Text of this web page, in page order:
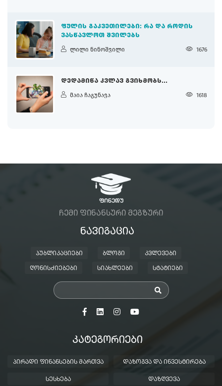
ᲤᲣᲚᲘᲡ ᲒᲐᲙᲕᲔᲗᲘᲚᲔᲑᲘ: ᲠᲐ ᲓᲐ ᲠᲝᲓᲘᲡ
ᲕᲐᲡᲬᲐᲕᲚᲝᲗ ᲨᲕᲘᲚᲔᲑᲡ
ლილი ნინოშვილი 1676
ᲓᲔᲓᲐᲛᲘᲬᲐ ᲙᲕᲚᲐᲕ ᲒᲕᲘᲮᲛᲝᲑᲡ...
მაია ჩაგუნავა 1618
ᲩᲔᲛᲘ ᲤᲘᲜᲐᲜᲡᲣᲠᲘ ᲛᲔᲒᲖᲣᲠᲘ
ᲜᲐᲕᲘᲒᲐᲪᲘᲐ
ᲞᲣᲑᲚᲘᲙᲐᲪᲘᲔᲑᲘ ᲑᲚᲝᲒᲘ ᲙᲕᲚᲔᲕᲔᲑᲘ
ᲦᲝᲜᲘᲡᲫᲘᲔᲑᲔᲑᲘ ᲡᲘᲐᲮᲚᲔᲔᲑᲘ ᲡᲢᲐᲢᲘᲔᲑᲘ
ᲙᲐᲢᲔᲒᲝᲠᲘᲔᲑᲘ
ᲞᲘᲠᲐᲓᲘ ᲤᲘᲜᲐᲜᲡᲔᲑᲘᲡ ᲛᲐᲠᲗᲕᲐ ᲓᲐᲖᲝᲒᲕᲐ ᲓᲐ ᲘᲜᲕᲔᲡᲢᲘᲠᲔᲑᲐ
ᲡᲔᲡᲮᲔᲑᲐ ᲓᲐᲖᲦᲕᲔᲕᲐ